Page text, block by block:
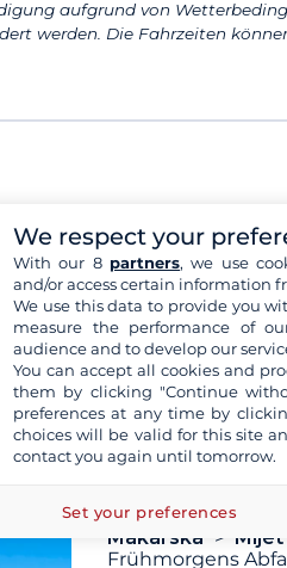
aufgrund von
werden. Die Fahrzeiten
Split
Makarska
Das Ein- und
Hafen in der
wird etwa...mehr+
Unterbringung:
Boot
Frühstück
Makarska
Mljet
Frühmorgens
We respect your
With our 8 partners, we use
and/or access certain information
We use this data to provide you
measure the performance of
audience and to develop our
You can accept all cookies and
them by clicking "Continue
preferences at any time by
choices will be valid for this site
contact you again until tomorrow.
Set your preferences